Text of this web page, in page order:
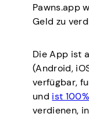
Pawns.app
Geld zu
Die App ist
(Android,
verfügbar,
und ist
verdienen,